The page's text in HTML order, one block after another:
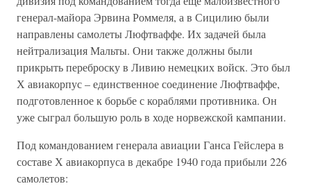
генерал-майора Эрвина Роммеля, а в Сицилию были
направлены самолеты Люфтваффе. Их задачей была
нейтрализация Мальты. Они также должны были
прикрыть переброску в Ливию немецких войск. Это был
Х авиакорпус – единственное соединение Люфтваффе,
подготовленное к борьбе с кораблями противника. Он
уже сыграл большую роль в ходе норвежской кампании.
Под командованием генерала авиации Ганса Гейслера в
составе Х авиакорпуса в декабре 1940 года прибыли 226
самолетов: